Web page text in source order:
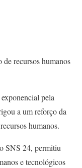
recursos humanos
pela
a um reforço da
humanos.
SNS 24, permitiu
e tecnológicos